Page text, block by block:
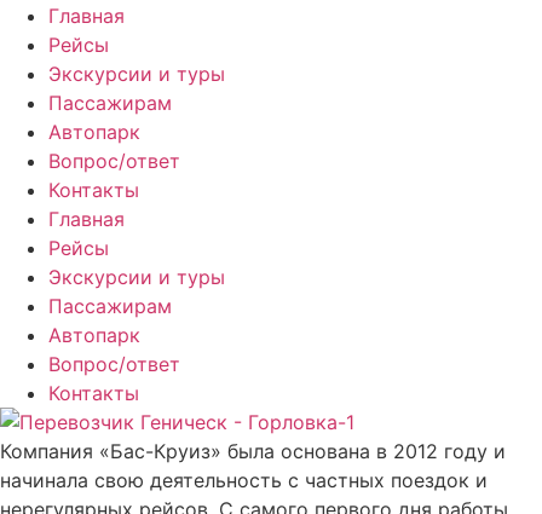
Главная
Рейсы
Экскурсии и туры
Пассажирам
Автопарк
Вопрос/ответ
Контакты
Главная
Рейсы
Экскурсии и туры
Пассажирам
Автопарк
Вопрос/ответ
Контакты
Компания «Бас-Круиз» была основана в 2012 году и
начинала свою деятельность с частных поездок и
нерегулярных рейсов. С самого первого дня работы